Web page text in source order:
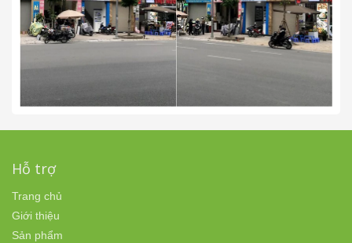
Hỗ trợ
Trang chủ
Giới thiệu
Sản phẩm